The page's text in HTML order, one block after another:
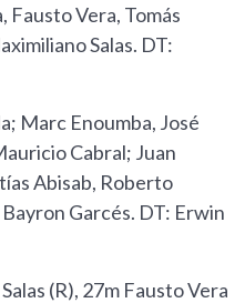
Fausto Vera, Tomás
Salas. DT:
Marc Enoumba, José
Cabral; Juan
Abisab, Roberto
Garcés. DT: Erwin
(R), 27m Fausto Vera